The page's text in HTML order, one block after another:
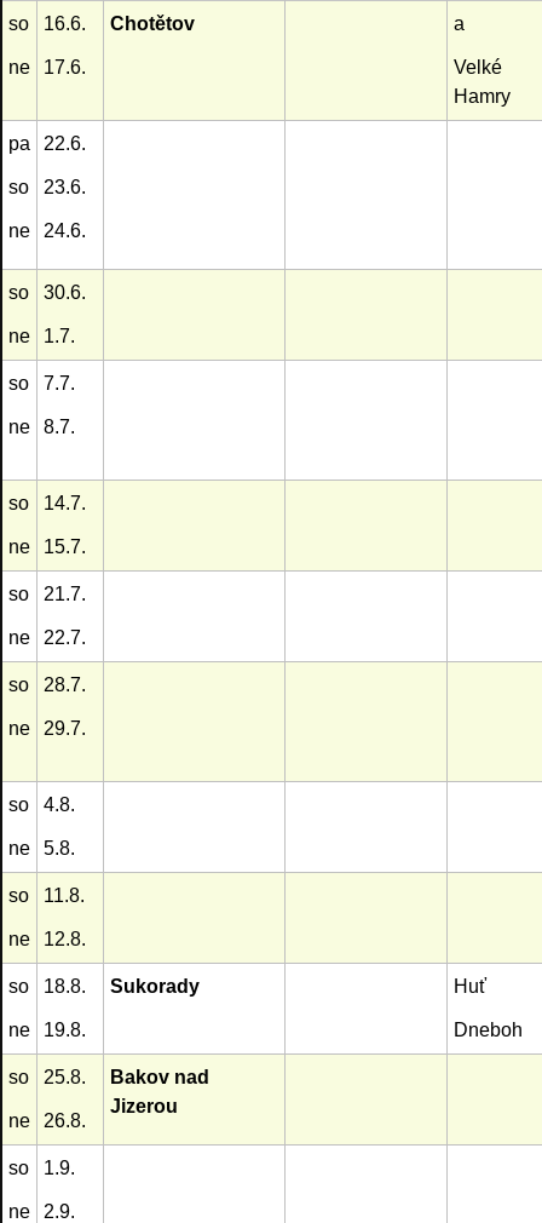
so
ne
16.6.
17.6.
Chotětov a
Velké
Hamry
pa
so
ne
22.6.
23.6.
24.6.
so
ne
30.6.
1.7.
so
ne
7.7.
8.7.
so
ne
14.7.
15.7.
so
ne
21.7.
22.7.
so
ne
28.7.
29.7.
so
ne
4.8.
5.8.
so
ne
11.8.
12.8.
so
ne
18.8.
19.8.
Sukorady Huť
Dneboh
so
ne
25.8.
26.8.
Bakov nad
Jizerou
so
ne
1.9.
2.9.